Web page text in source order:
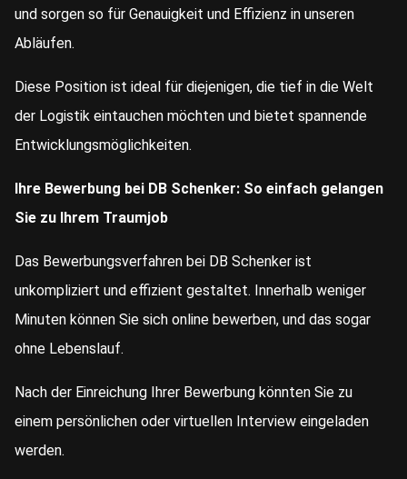
und sorgen so für Genauigkeit und Effizienz in unseren
Abläufen.
Diese Position ist ideal für diejenigen, die tief in die Welt
der Logistik eintauchen möchten und bietet spannende
Entwicklungsmöglichkeiten.
Ihre Bewerbung bei DB Schenker: So einfach gelangen
Sie zu Ihrem Traumjob
Das Bewerbungsverfahren bei DB Schenker ist
unkompliziert und effizient gestaltet. Innerhalb weniger
Minuten können Sie sich online bewerben, und das sogar
ohne Lebenslauf.
Nach der Einreichung Ihrer Bewerbung könnten Sie zu
einem persönlichen oder virtuellen Interview eingeladen
werden.